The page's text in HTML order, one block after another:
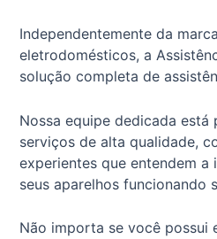
Independentemente da
eletrodomésticos, a
solução completa de
Nossa equipe dedicada
serviços de alta qualidade,
experientes que entendem
seus aparelhos funcionando
Não importa se você possui